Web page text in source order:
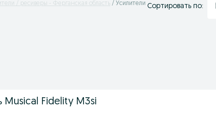
/ ресиверы - Ферганская область
Усилители Сортировать по:
Musical Fidelity M3si